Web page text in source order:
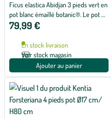
Ficus elastica Abidjan 3 pieds vert en
pot blanc émaillé botanic®. Le pot Ø
24 cm
79,99 €
En stock livraison
Voir stock magasin
Ajouter au panier